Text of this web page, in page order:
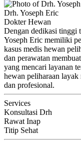
Drh. Yoseph Eric
Dokter Hewan
Dengan dedikasi tinggi
Yoseph Eric memiliki
kasus medis hewan
dan perawatan
yang mencari layanan
hewan peliharaan layak
dan profesional.
Services
Konsultasi Drh
Rawat Inap
Titip Sehat